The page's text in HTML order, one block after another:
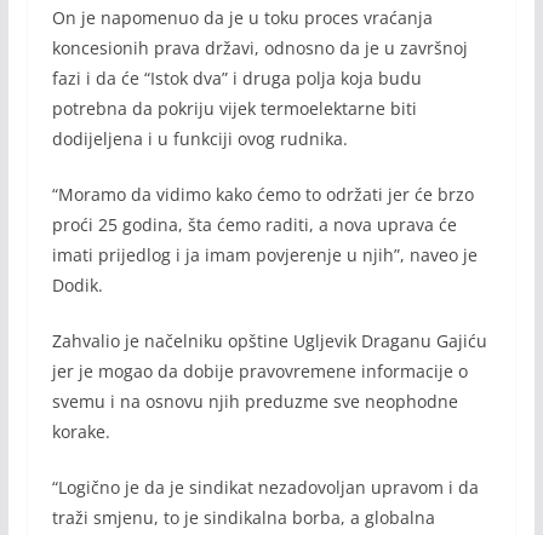
On je napomenuo da je u toku proces vraćanja
koncesionih prava državi, odnosno da je u završnoj
fazi i da će “Istok dva” i druga polja koja budu
potrebna da pokriju vijek termoelektarne biti
dodijeljena i u funkciji ovog rudnika.
“Moramo da vidimo kako ćemo to održati jer će brzo
proći 25 godina, šta ćemo raditi, a nova uprava će
imati prijedlog i ja imam povjerenje u njih”, naveo je
Dodik.
Zahvalio je načelniku opštine Ugljevik Draganu Gajiću
jer je mogao da dobije pravovremene informacije o
svemu i na osnovu njih preduzme sve neophodne
korake.
“Logično je da je sindikat nezadovoljan upravom i da
traži smjenu, to je sindikalna borba, a globalna